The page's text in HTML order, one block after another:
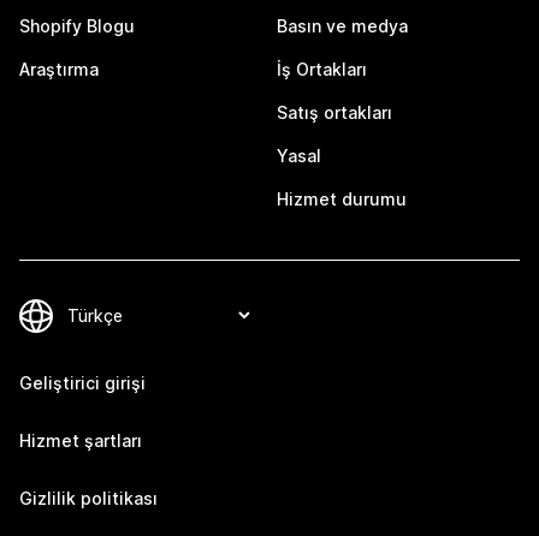
Shopify Blogu
Araştırma
Basın ve medya
İş Ortakları
Satış ortakları
Yasal
Hizmet durumu
Geliştirici girişi
Hizmet şartları
Gizlilik politikası